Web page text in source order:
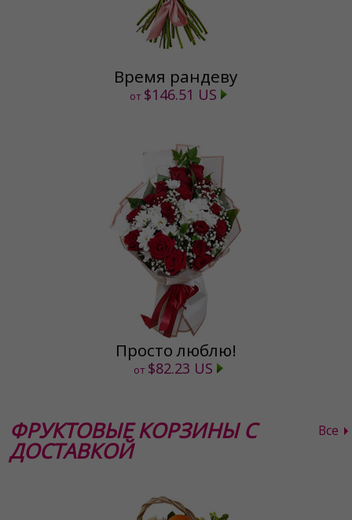
Время рандеву
от $146.51 US
Просто люблю!
от $82.23 US
ФРУКТОВЫЕ КОРЗИНЫ С
ДОСТАВКОЙ
Все